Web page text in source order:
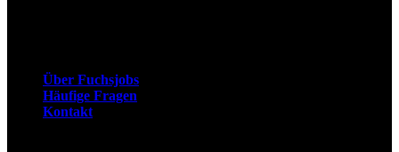
Über Fuchsjobs
Häufige Fragen
Kontakt